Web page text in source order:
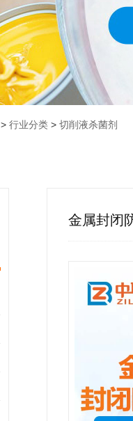
> 行业分类 > 切削液杀菌剂
金属封闭